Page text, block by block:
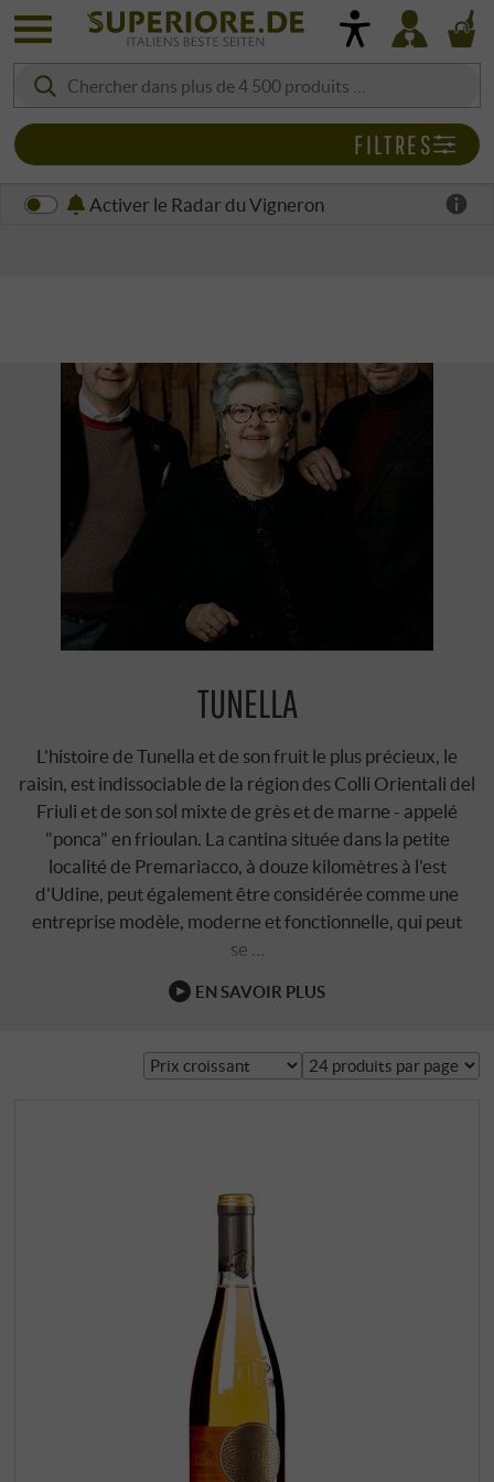
Activer le Radar du Vigneron
TUNELLA
L'histoire de Tunella et de son fruit le plus précieux, le
raisin, est indissociable de la région des Colli Orientali del
Friuli et de son sol mixte de grès et de marne - appelé
"ponca" en frioulan. La cantina située dans la petite
localité de Premariacco, à douze kilomètres à l'est
d'Udine, peut également être considérée comme une
entreprise modèle, moderne et fonctionnelle, qui peut
se …
EN SAVOIR PLUS
FILTRES